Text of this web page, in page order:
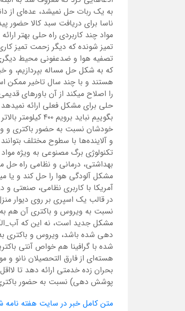
به یک ربات حل نمیشد، عده‌ای از
ناسا برای دریافت سبد کالا حضور
مواد چند کاربردی راه حلی بهتر
تمیز شونده که دیگر زحمت تمیز
تصفیه هوا و ضدعفونی محیط
که به شکل حل مساله بپردازیم، و
هستند و با چند سال تاخیر ممکن
را اصلاح میکند از آن باورهای
حلی برای مشکل فعلی ارائه
بگوییم نباید
خودشان نسبت به حضور باکتری و
و آلاینده‌ها با سطوح مختلف
تکنولوژی برگ مصنوعی به ویژه
بهداشتی، درمانی و نظامی راه حل
مشکل آلودگی هوا را حل کند و یا
آمریکا با کاربری نظامی، صنعتی
در قالب یک اسپری بر روی دیوار
نسبت به ویروس و باکتری آن هم به
مشکل جدید است، نه این که
دهی شده باشد، ویروس و باکتری
شده با گرافینا هم خواص آنتی
هسته‌ای از فارق التحصیلان نانو
پوشش دهی) نسبت به حضور باکتری
متن کامل خبر در سایت هفته نامه